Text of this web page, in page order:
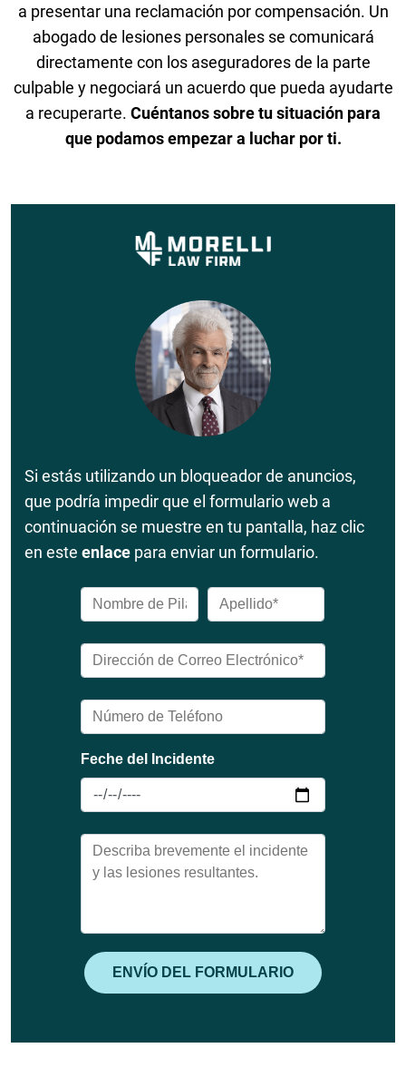
a presentar una reclamación por compensación. Un
abogado de lesiones personales se comunicará
directamente con los aseguradores de la parte
culpable y negociará un acuerdo que pueda ayudarte
a recuperarte. Cuéntanos sobre tu situación para
que podamos empezar a luchar por ti.
Si estás utilizando un bloqueador de anuncios,
que podría impedir que el formulario web a
continuación se muestre en tu pantalla, haz clic
en este enlace para enviar un formulario.